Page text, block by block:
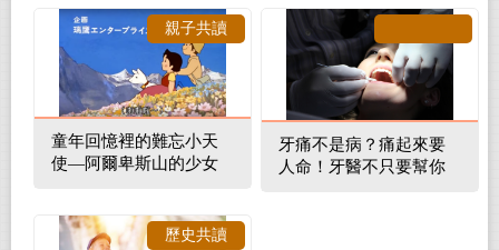
童年回憶裡的難忘小天
使—阿爾卑斯山的少女
親子共讀
牙痛不是病？痛起來要
人命！牙醫不只要幫你
歷史共讀